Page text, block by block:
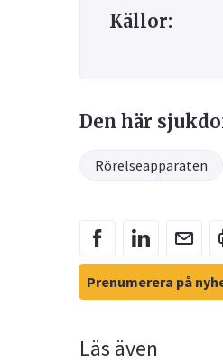
Källor:
Den här
Rörelseapparaten
Prenumerera på
Läs även